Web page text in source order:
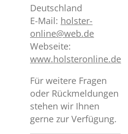
Deutschland
E-Mail: holster-
online@web.de
Webseite:
www.holsteronline.de
Für weitere Fragen
oder Rückmeldungen
stehen wir Ihnen
gerne zur Verfügung.